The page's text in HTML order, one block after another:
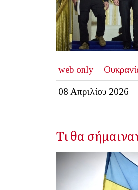
web only
08 Απριλίου 2026
Τι θα